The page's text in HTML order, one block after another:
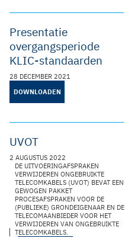
Presentatie
overgangsperiode
KLIC-standaarden
28 DECEMBER 2021
DOWNLOADEN
UVOT
2 AUGUSTUS 2022
DE UITVOERINGAFSPRAKEN
VERWIJDEREN ONGEBRUIKTE
TELECOMKABELS (UVOT) BEVAT EEN
GEWOGEN PAKKET
PROCESAFSPRAKEN VOOR DE
(PUBLIEKE) GRONDEIGENAAR EN DE
TELECOMAANBIEDER VOOR HET
VERWIJDEREN VAN ONGEBRUIKTE
TELECOMKABELS.